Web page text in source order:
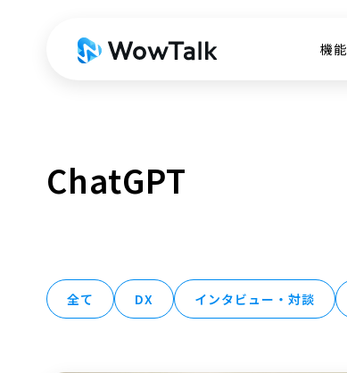
機能
ChatGPT
全て DX インタビュー・対談